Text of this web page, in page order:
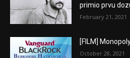
primio prvu
February 21, 2021
[FILM]
October 28, 2021